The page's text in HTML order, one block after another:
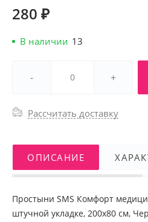
280 ₽
В наличии 13
- +
Рассчитать доставку
ОПИСАНИЕ
Простыни SMS Комфорт
штучной укладке, 200х80 см,